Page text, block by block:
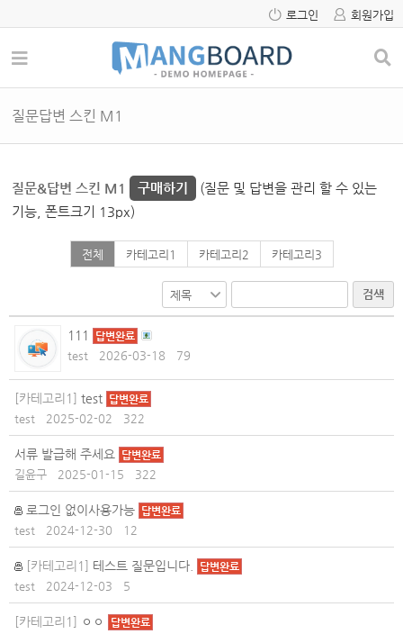
로그인 회원가입
질문답변 스킨 M1
질문&답변 스킨 M1 구매하기
(질문 및 답변을 관리 할 수 있는
기능, 폰트크기 13px)
전체 카테고리1 카테고리2 카테고리3
검색
111 답변완료
test 2026-03-18 79
[카테고리1] test 답변완료
test 2025-02-02 322
서류 발급해 주세요 답변완료
길윤구 2025-01-15 322
로그인 없이사용가능 답변완료
test 2024-12-30 12
[카테고리1] 테스트 질문입니다. 답변완료
test 2024-12-03 5
[카테고리1] ㅇㅇ 답변완료